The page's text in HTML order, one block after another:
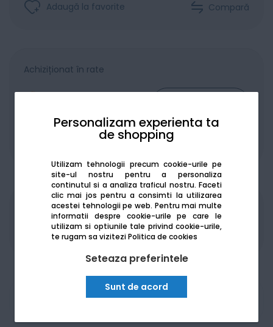
Personalizam experienta ta
de shopping
Utilizam tehnologii precum cookie-urile pe
site-ul nostru pentru a personaliza
continutul si a analiza traficul nostru. Faceti
clic mai jos pentru a consimti la utilizarea
acestei tehnologii pe web. Pentru mai multe
informatii despre cookie-urile pe care le
utilizam si optiunile tale privind cookie-urile,
te rugam sa viziteziPolitica de cookies
Seteaza preferintele
Sunt de acord
Adaugă la favorite Compară
Achiziționat în rate
Lei / lună
Produsele sunt disponibile pe platforma de
achizitii publiceSEAP/SICAP
Am nevoie de ajutor